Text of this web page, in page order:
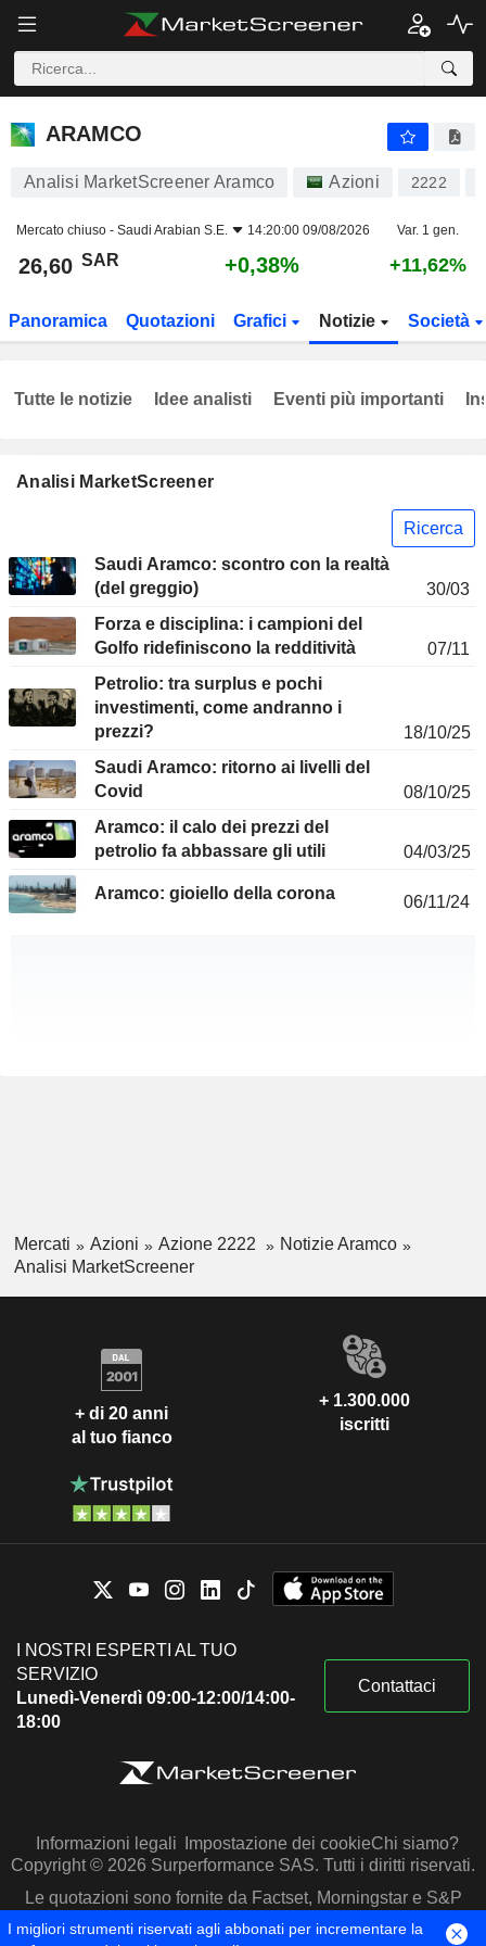
ARAMCO
ARAMCO
Analisi MarketScreener Aramco Azioni 2222
Mercato chiuso - Saudi Arabian S.E. 14:20:00 09/08/2026 Var. 1 gen.
26,60 SAR +0,38% +11,62%
Panoramica Quotazioni Grafici Notizie Società
Analisi MarketScreener
Ricerca
Saudi Aramco: scontro con la realtà
(del greggio)
30/03
Forza e disciplina: i campioni del
Golfo ridefiniscono la redditività
07/11
Petrolio: tra surplus e pochi
investimenti, come andranno i
prezzi?
18/10/25
Saudi Aramco: ritorno ai livelli del
Covid
08/10/25
Aramco: il calo dei prezzi del
petrolio fa abbassare gli utili
04/03/25
Aramco: gioiello della corona 06/11/24
Tutte le notizie Idee analisti Eventi più importanti
Mercati Azioni Azione 2222
Notizie Aramco
Analisi MarketScreener
+ di 20 anni
al tuo fianco
+ 1.300.000
iscritti
I NOSTRI ESPERTI AL TUO
SERVIZIO
Lunedì-Venerdì 09:00-12:00/14:00-
18:00
Contattaci
Informazioni legali Impostazione dei cookieChi siamo?
Copyright © 2026 Surperformance SAS. Tutti i diritti riservati.
Le quotazioni sono fornite da Factset, Morningstar e S&P
Capital IQ
I migliori strumenti riservati agli abbonati per incrementare la